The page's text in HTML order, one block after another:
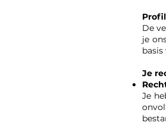
De
je
Je
Je